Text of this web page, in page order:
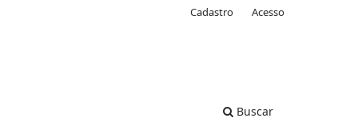
Buscar
Cadastro Acesso